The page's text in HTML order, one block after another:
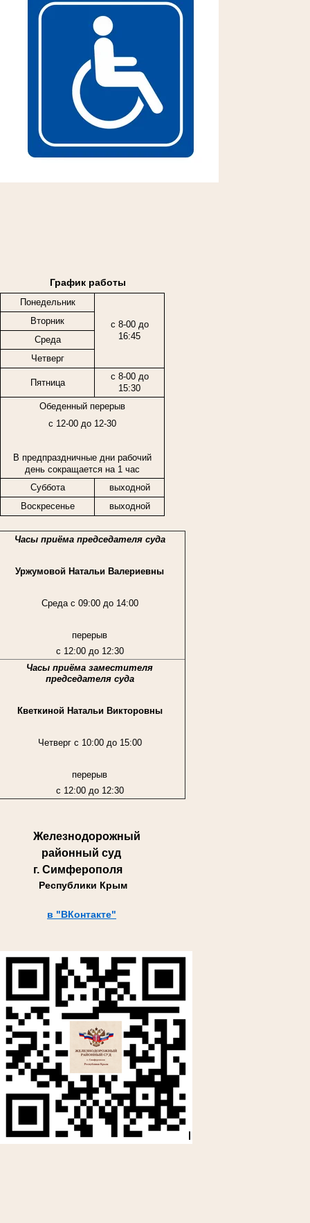
График работы
Понедельник
с 8-00 до
16:45
Вторник
Среда
Четверг
Пятница
с 8-00 до
15:30
Обеденный перерыв
с 12-00 до 12-30
В предпраздничные дни рабочий
день сокращается на 1 час
Суббота
выходной
Воскресенье
выходной
Часы приёма председателя суда
Уржумовой Натальи Валериевны
Среда с 09:00 до 14:00
перерыв
с 12:00 до 12:30
Часы приёма заместителя
председателя суда
Кветкиной Натальи Викторовны
Четверг с 10:00 до 15:00
перерыв
с 12:00 до 12:30
Железнодорожный
районный суд
г. Симферополя
Республики Крым
в "ВКонтакте"